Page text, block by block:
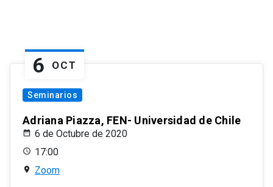
6 OCT
Seminarios
Adriana Piazza, FEN- Universidad de Chile
6 de Octubre de 2020
17:00
Zoom